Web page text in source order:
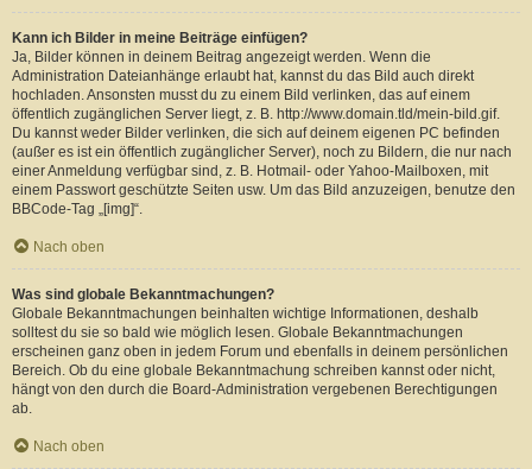
Kann ich Bilder in meine Beiträge einfügen?
Ja, Bilder können in deinem Beitrag angezeigt werden. Wenn die
Administration Dateianhänge erlaubt hat, kannst du das Bild auch direkt
hochladen. Ansonsten musst du zu einem Bild verlinken, das auf einem
öffentlich zugänglichen Server liegt, z. B. http://www.domain.tld/mein-bild.gif.
Du kannst weder Bilder verlinken, die sich auf deinem eigenen PC befinden
(außer es ist ein öffentlich zugänglicher Server), noch zu Bildern, die nur nach
einer Anmeldung verfügbar sind, z. B. Hotmail- oder Yahoo-Mailboxen, mit
einem Passwort geschützte Seiten usw. Um das Bild anzuzeigen, benutze den
BBCode-Tag „[img]“.
Nach oben
Was sind globale Bekanntmachungen?
Globale Bekanntmachungen beinhalten wichtige Informationen, deshalb
solltest du sie so bald wie möglich lesen. Globale Bekanntmachungen
erscheinen ganz oben in jedem Forum und ebenfalls in deinem persönlichen
Bereich. Ob du eine globale Bekanntmachung schreiben kannst oder nicht,
hängt von den durch die Board-Administration vergebenen Berechtigungen
ab.
Nach oben